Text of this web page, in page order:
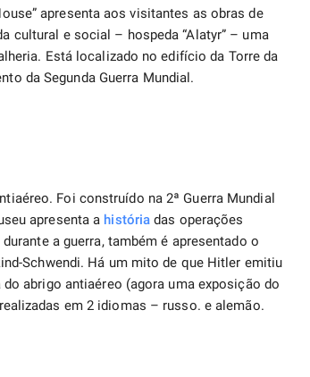
apresenta aos visitantes as obras de
cultural e social – hospeda “Alatyr” – uma
Está localizado no edifício da Torre da
da Segunda Guerra Mundial.
Foi construído na 2ª Guerra Mundial
apresenta a história das operações
a guerra, também é apresentado o
Schwendi. Há um mito de que Hitler emitiu
abrigo antiaéreo (agora uma exposição do
em 2 idiomas – russo. e alemão.